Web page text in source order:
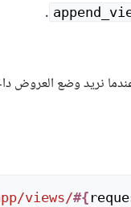
.
نريد وضع العروض
views/#{